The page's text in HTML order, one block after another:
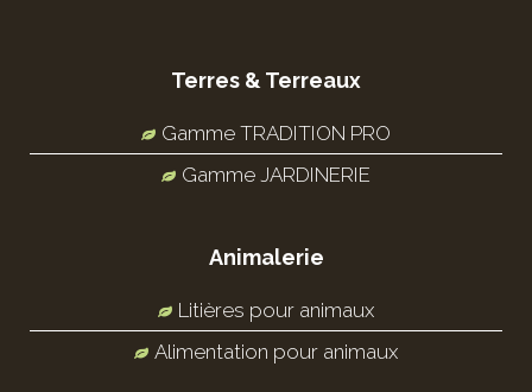
Terres & Terreaux
Gamme TRADITION PRO
Gamme JARDINERIE
Animalerie
Litières pour animaux
Alimentation pour animaux